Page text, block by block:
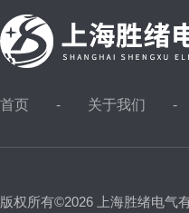
首页 关于我们
版权所有©2026 上海胜绪电气